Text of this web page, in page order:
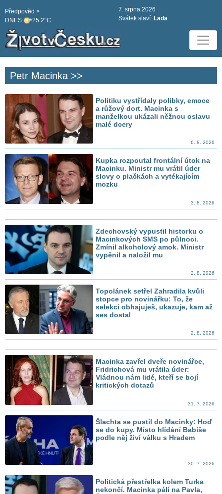
DNES: 25.2°C
Předpověd >
7. srpna 2026
Svátek slaví: Lada
Petr Macinka >>
Politiku vystřídaly polibky, emoce
a růžový dort. Macinka s
manželkou ukázali něžnou oslavu
malé dcery
6. 8. 2026
Kupka rozpoutal frontální útok na
Macinku. Ministr mu vrátil úder
slovy o plačkách a vytékajícím
mozku
3. 8. 2026
Zdechovský vypustil historku o
Macinkových SMS po půlnoci.
Zmínil alkoholový amok. Ministr
vypěnil a naložil mu
2. 8. 2026
Topolánek setřel Zahradila kvůli
stopce pro novinářku: To, že
selekci obhajuješ, ukazuje, kam až
ses dostal
2. 8. 2026
Macinka zavřel dveře novinářce,
Fridrichová mu vrátila úder:
Vládnou nám lidé, kteří se bojí
kritických dotazů
31. 7. 2026
Šlachta se pustil do Macinky: Hoď
se do kupy. Místo hlídání Babiše
podle něj živí válku s Hradem
30. 7. 2026
Politická přestřelka kolem Turka
nekončí. Macinka pálí na Pavla,